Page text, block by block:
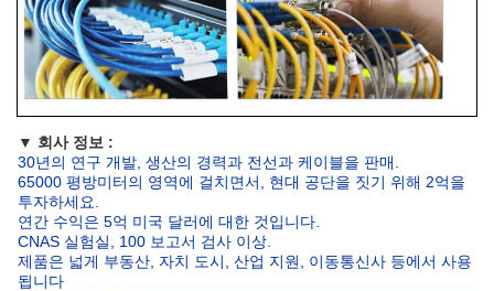
▼ 회사 정보 :
30년의 연구 개발, 생산의 경력과 전선과 케이블을 판매.
65000 평방미터의 영역에 걸치면서, 현대 공단을 짓기 위해 2억을
투자하세요.
연간 수익은 5억 미국 달러에 대한 것입니다.
CNAS 실험실, 100 보고서 검사 이상.
제품은 넓게 부동산, 자치 도시, 산업 지원, 이동통신사 등에서 사용
됩니다